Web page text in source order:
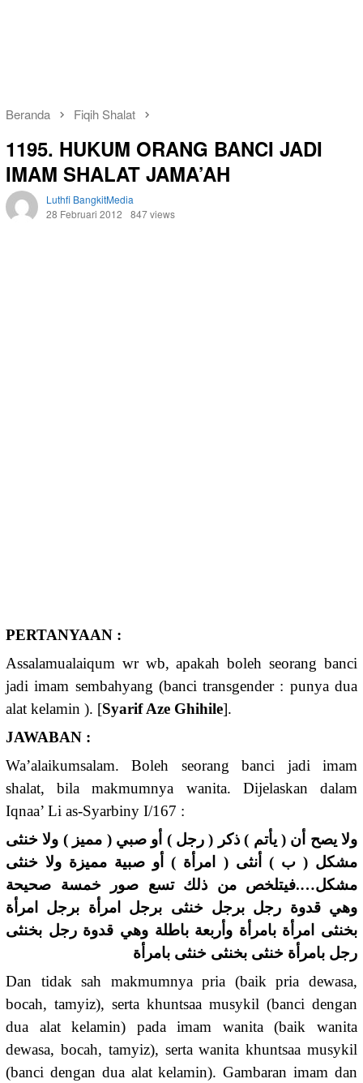
Beranda Fiqih Shalat
1195. HUKUM ORANG BANCI JADI
IMAM SHALAT JAMA’AH
Luthfi BangkitMedia
28 Februari 2012
847 views
PERTANYAAN :
Assalamualaiqum wr wb, apakah boleh seorang banci
jadi imam sembahyang (banci transgender : punya dua
alat kelamin ). [Syarif Aze Ghihile].
JAWABAN :
Wa’alaikumsalam. Boleh seorang banci jadi imam
shalat, bila makmumnya wanita. Dijelaskan dalam
Iqnaa’ Li as-Syarbiny I/167 :
ولا يصح أن ( يأتم ) ذكر ( رجل ) أو صبي ( مميز ) ولا خنثى
مشكل ( ب ) أنثى ( امرأة ) أو صبية مميزة ولا خنثى
مشكل….فيتلخص من ذلك تسع صور خمسة صحيحة
وهي قدوة رجل برجل خنثى برجل امرأة برجل امرأة
بخنثى امرأة بامرأة وأربعة باطلة وهي قدوة رجل بخنثى
رجل بامرأة خنثى بخنثى خنثى بامرأة
Dan tidak sah makmumnya pria (baik pria dewasa,
bocah, tamyiz), serta khuntsaa musykil (banci dengan
dua alat kelamin) pada imam wanita (baik wanita
dewasa, bocah, tamyiz), serta wanita khuntsaa musykil
(banci dengan dua alat kelamin). Gambaran imam dan